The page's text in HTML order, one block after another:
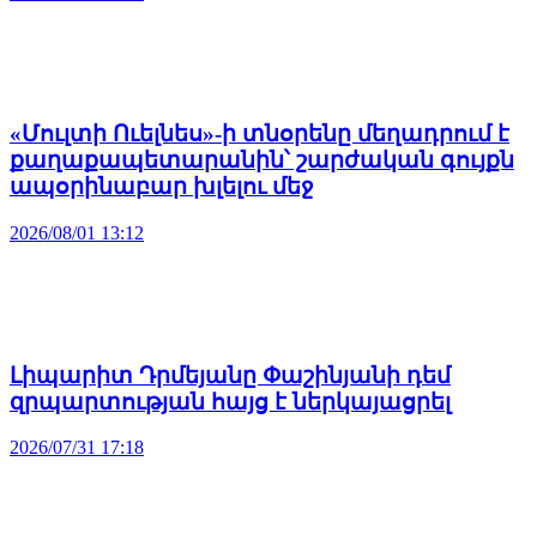
«Մուլտի Ուելնես»-ի տնօրենը մեղադրում է
քաղաքապետարանին՝ շարժական գույքն
ապօրինաբար խլելու մեջ
2026/08/01 13:12
Լիպարիտ Դրմեյանը Փաշինյանի դեմ
զրպարտության հայց է ներկայացրել
2026/07/31 17:18